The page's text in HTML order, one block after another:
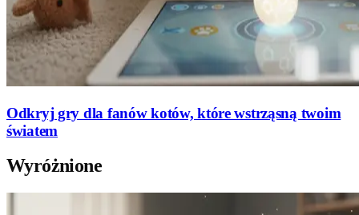
Odkryj gry dla fanów kotów, które wstrząsną twoim
światem
Wyróżnione